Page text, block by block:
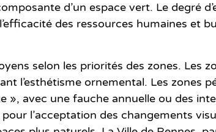
d’un espace vert. Le degré
des ressources humaines et
selon les priorités des zones. Les
l’esthétisme ornemental. Les zones
», avec une fauche annuelle ou des
l’acceptation des changements